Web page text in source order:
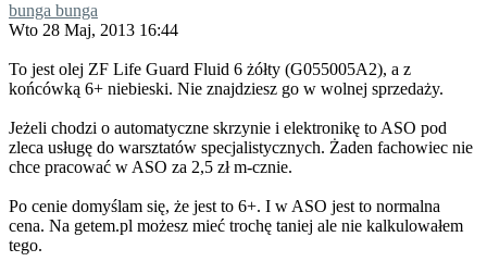
bunga bunga
Wto 28 Maj, 2013 16:44
To jest olej ZF Life Guard Fluid 6 żółty (G055005A2), a z
końcówką 6+ niebieski. Nie znajdziesz go w wolnej sprzedaży.
Jeżeli chodzi o automatyczne skrzynie i elektronikę to ASO pod
zleca usługę do warsztatów specjalistycznych. Żaden fachowiec nie
chce pracować w ASO za 2,5 zł m-cznie.
Po cenie domyślam się, że jest to 6+. I w ASO jest to normalna
cena. Na getem.pl możesz mieć trochę taniej ale nie kalkulowałem
tego.